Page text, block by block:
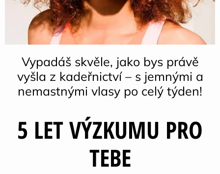
Vypadáš skvěle, jako bys právě
vyšla z kadeřnictví – s jemnými a
nemastnými vlasy po celý týden!
5 LET VÝZKUMU PRO
TEBE